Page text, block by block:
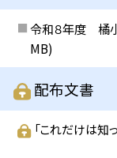
令和８年度 橘
MB)
配布文書
「これだけは知